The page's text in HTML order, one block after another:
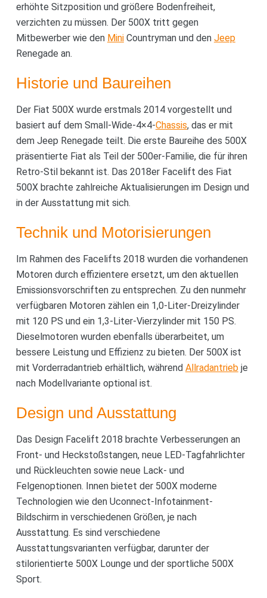
erhöhte Sitzposition und größere Bodenfreiheit,
verzichten zu müssen. Der 500X tritt gegen
Mitbewerber wie den MiniCountryman und den Jeep
Renegade an.
Historie und Baureihen
Der Fiat 500X wurde erstmals 2014 vorgestellt und
basiert auf dem Small-Wide-4×4-Chassis, das er mit
dem Jeep Renegade teilt. Die erste Baureihe des 500X
präsentierte Fiat als Teil der 500er-Familie, die für ihren
Retro-Stil bekannt ist. Das 2018er Facelift des Fiat
500X brachte zahlreiche Aktualisierungen im Design und
in der Ausstattung mit sich.
Technik und Motorisierungen
Im Rahmen des Facelifts 2018 wurden die vorhandenen
Motoren durch effizientere ersetzt, um den aktuellen
Emissionsvorschriften zu entsprechen. Zu den nunmehr
verfügbaren Motoren zählen ein 1,0-Liter-Dreizylinder
mit 120 PS und ein 1,3-Liter-Vierzylinder mit 150 PS.
Dieselmotoren wurden ebenfalls überarbeitet, um
bessere Leistung und Effizienz zu bieten. Der 500X ist
mit Vorderradantrieb erhältlich, während Allradantriebje
nach Modellvariante optional ist.
Design und Ausstattung
Das Design Facelift 2018 brachte Verbesserungen an
Front- und Heckstoßstangen, neue LED-Tagfahrlichter
und Rückleuchten sowie neue Lack- und
Felgenoptionen. Innen bietet der 500X moderne
Technologien wie den Uconnect-Infotainment-
Bildschirm in verschiedenen Größen, je nach
Ausstattung. Es sind verschiedene
Ausstattungsvarianten verfügbar, darunter der
stilorientierte 500X Lounge und der sportliche 500X
Sport.